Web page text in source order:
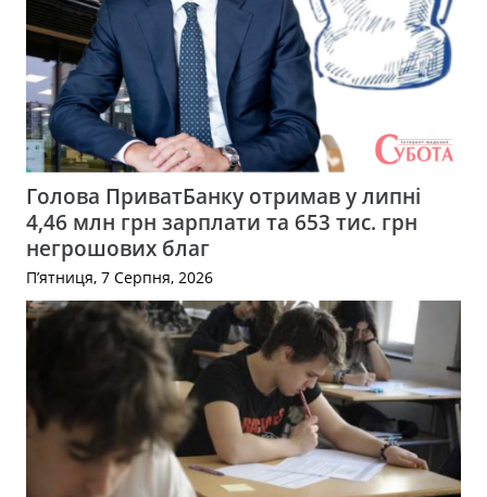
Голова ПриватБанку отримав у липні
4,46 млн грн зарплати та 653 тис. грн
негрошових благ
П’ятниця, 7 Серпня, 2026